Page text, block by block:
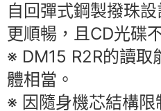
自回彈式鋼製撥珠
更順暢，且CD光碟
※ DM15 R2R的讀取
體相當。
※ 因隨身機芯結構